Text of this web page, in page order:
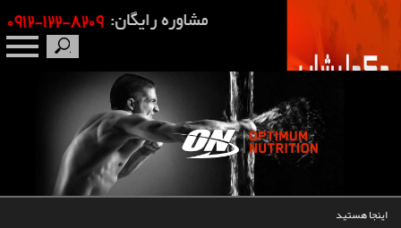
اینجا هستید